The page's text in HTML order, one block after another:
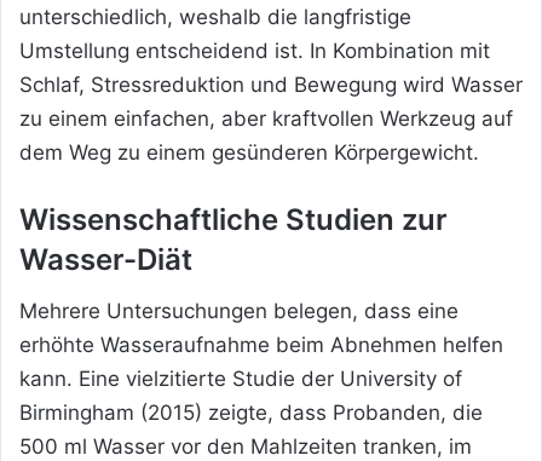
unterschiedlich, weshalb die langfristige
Umstellung entscheidend ist. In Kombination mit
Schlaf, Stressreduktion und Bewegung wird Wasser
zu einem einfachen, aber kraftvollen Werkzeug auf
dem Weg zu einem gesünderen Körpergewicht.
Wissenschaftliche Studien zur
Wasser-Diät
Mehrere Untersuchungen belegen, dass eine
erhöhte Wasseraufnahme beim Abnehmen helfen
kann. Eine vielzitierte Studie der University of
Birmingham (2015) zeigte, dass Probanden, die
500 ml Wasser vor den Mahlzeiten tranken, im